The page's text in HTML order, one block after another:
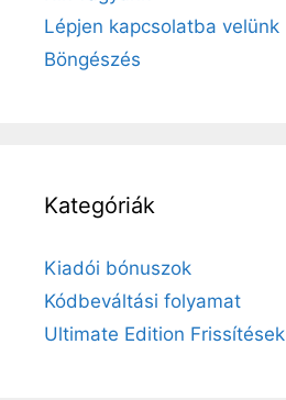
Lépjen kapcsolatba velünk
Böngészés
Kategóriák
Kiadói bónuszok
Kódbeváltási folyamat
Ultimate Edition Frissítések